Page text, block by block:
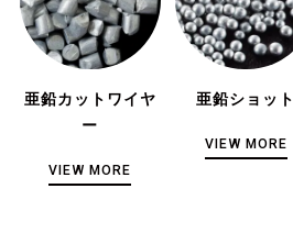
亜鉛カットワイヤ
ー
VIEW MORE
亜鉛ショット
VIEW MORE